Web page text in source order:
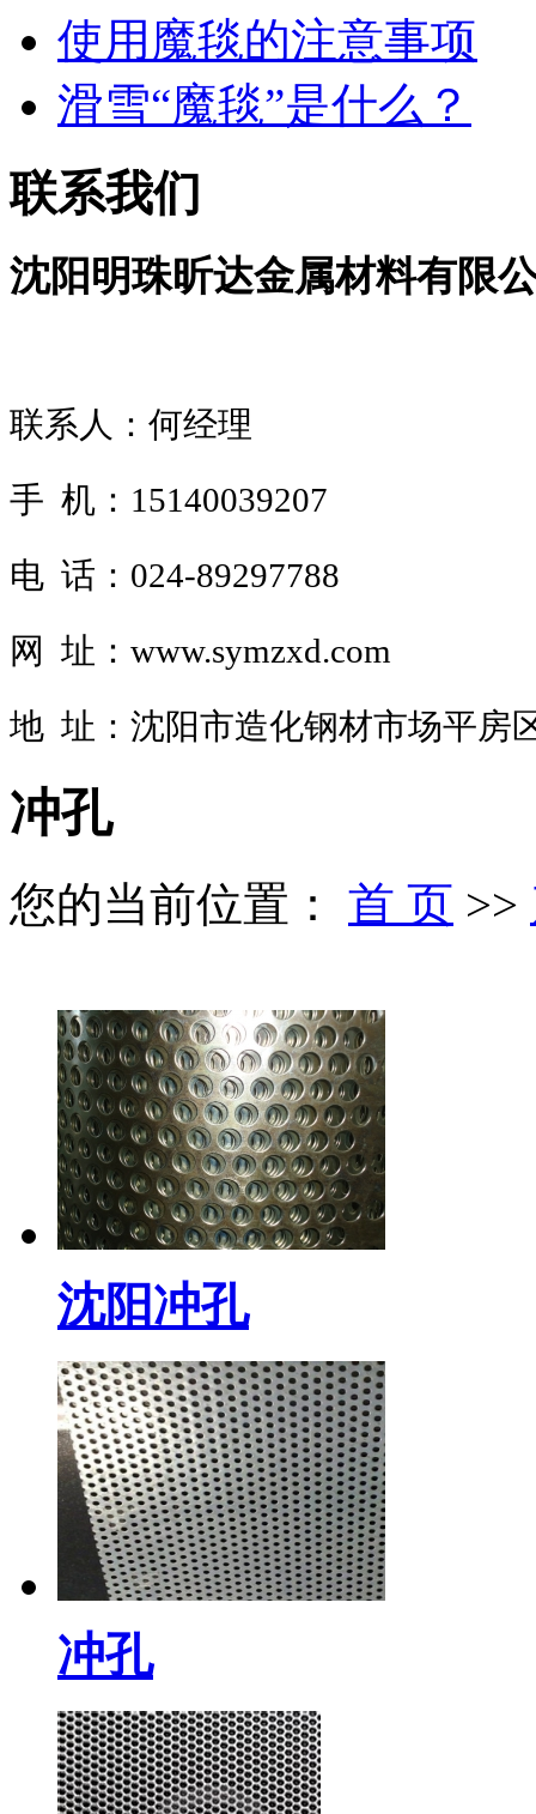
使用魔毯的注意事项
滑雪“魔毯”是什么？
联系我们
沈阳明珠昕达金属材料有限
联系人：何经理
手 机：15140039207
电 话：024-89297788
网 址：www.symzxd.com
地 址：沈阳市造化钢材市场平房
冲孔
您的当前位置： 首 页 >>
沈阳冲孔
冲孔